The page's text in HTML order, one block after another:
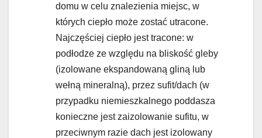
domu w celu znalezienia miejsc, w
których ciepło może zostać utracone.
Najczęściej ciepło jest tracone: w
podłodze ze względu na bliskość gleby
(izolowane ekspandowaną gliną lub
wełną mineralną), przez sufit/dach (w
przypadku niemieszkalnego poddasza
konieczne jest zaizolowanie sufitu, w
przeciwnym razie dach jest izolowany